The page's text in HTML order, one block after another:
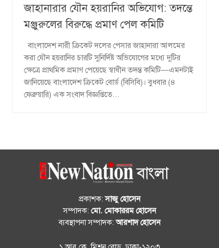
জাহানারার যৌন হয়রানির অভিযোগ: তদন্তে
মঞ্জুরুলের বিরুদ্ধে প্রমাণ পেল কমিটি
বাংলাদেশ নারী ক্রিকেট দলের পেসার জাহানারা আলমের
করা যৌন হয়রানির চারটি সুনির্দিষ্ট অভিযোগের মধ্যে দুটির
ক্ষেত্রে প্রাথমিক প্রমাণ পেয়েছে স্বাধীন তদন্ত কমিটি—এমনটাই
জানিয়েছে বাংলাদেশ ক্রিকেট বোর্ড (বিসিবি)। বুধবার (৪
ফেব্রুয়ারি) এক সংবাদ বিজ্ঞপ্তিতে...
প্রকাশক:সাজু হোসেন
সম্পাদক: মো. মোকাররম হোসেন
ব্যবস্থাপনা সম্পাদক:আরশাদ হোসেন